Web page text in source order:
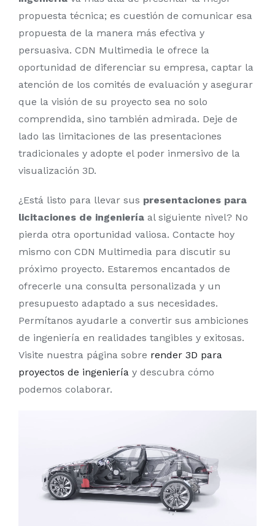
propuesta técnica; es cuestión de comunicar esa
propuesta de la manera más efectiva y
persuasiva. CDN Multimedia le ofrece la
oportunidad de diferenciar su empresa, captar la
atención de los comités de evaluación y asegurar
que la visión de su proyecto sea no solo
comprendida, sino también admirada. Deje de
lado las limitaciones de las presentaciones
tradicionales y adopte el poder inmersivo de la
visualización 3D.
¿Está listo para llevar sus presentaciones para
licitaciones de ingeniería al siguiente nivel? No
pierda otra oportunidad valiosa. Contacte hoy
mismo con CDN Multimedia para discutir su
próximo proyecto. Estaremos encantados de
ofrecerle una consulta personalizada y un
presupuesto adaptado a sus necesidades.
Permítanos ayudarle a convertir sus ambiciones
de ingeniería en realidades tangibles y exitosas.
Visite nuestra página sobre render 3D para
proyectos de ingeniería y descubra cómo
podemos colaborar.